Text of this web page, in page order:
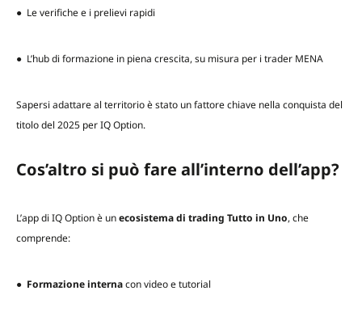
● Le verifiche e i prelievi rapidi
● L’hub di formazione in piena crescita, su misura per i trader MENA
Sapersi adattare al territorio è stato un fattore chiave nella conquista del
titolo del 2025 per IQ Option.
Cos’altro si può fare all’interno dell’app?
L’app di IQ Option è unecosistema di trading Tutto in Uno, che
comprende:
● Formazione internacon video e tutorial